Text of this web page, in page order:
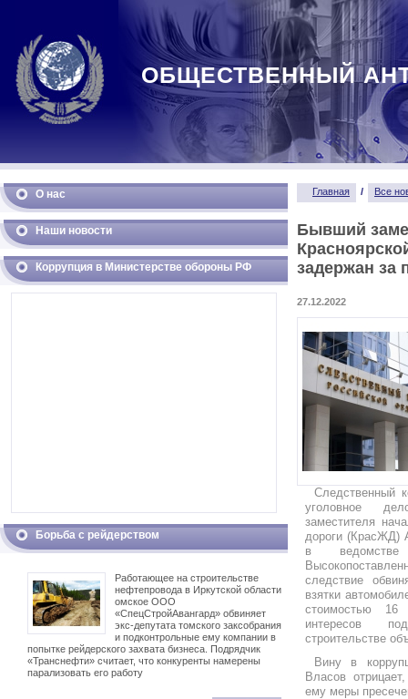
ОБЩЕСТВЕННЫЙ
О нас
Наши новости
Коррупция в Министерстве обороны РФ
Борьба с рейдерством
Работающее на строительстве
нефтепровода в Иркутской области
омское ООО
«СпецСтройАвангард» обвиняет
экс-депутата томского заксобрания
и подконтрольные ему компании в
попытке рейдерского захвата бизнеса. Подрядчик
«Транснефти» считает, что конкуренты намерены
парализовать его работу
Главная / Все
Бывший
задержан за
27.12.2022
Следственный
уголовное
заместителя
дороги (КрасЖД)
в ведомстве
следствие
взятки
стоимостью
интересов
строительстве
Вину в
Власов
ему меры